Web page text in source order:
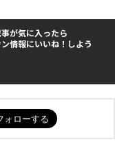
が気に入ったら
ン情報にいいね！しよう